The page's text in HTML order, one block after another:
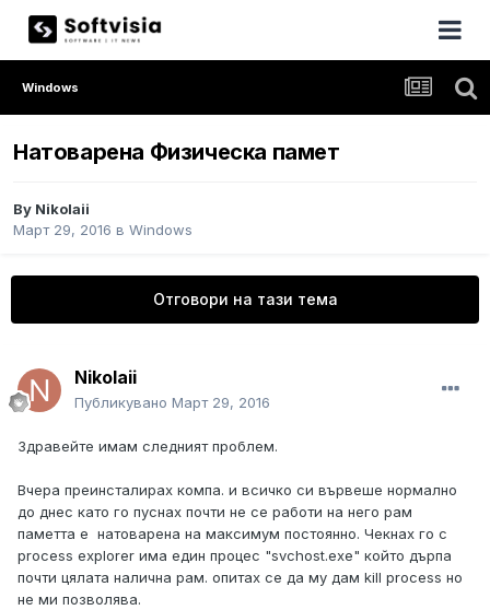
Windows
Натоварена Физическа памет
By Nikolaii
Март 29, 2016 в Windows
Отговори на тази тема
Nikolaii
Публикувано Март 29, 2016
Здравейте имам следният проблем.
Вчера преинсталирах компа. и всичко си вървеше нормално
до днес като го пуснах почти не се работи на него рам
паметта е натоварена на максимум постоянно. Чекнах го с
process explorer има един процес "svchost.exe" който дърпа
почти цялата налична рам. опитах се да му дам kill process но
не ми позволява.